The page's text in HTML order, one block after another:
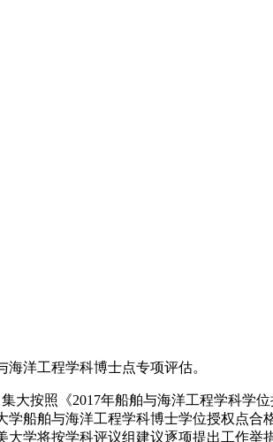
洋工程学科博士点专项评估。
按照《2017年船舶与海洋工程学科学
船舶与海洋工程学科博士学位授权点合
学将按学科评议组建议逐项提出工作举